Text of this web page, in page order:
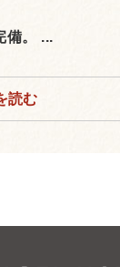
備。 ...
読む